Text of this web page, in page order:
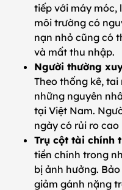
tiếp với máy móc,
môi trường có
nạn nhỏ cũng có
và mất thu nhập.
Người thường
Theo thống kê,
những nguyên
tại Việt Nam.
ngày có rủi ro cao
Trụ cột tài chính
tiền chính trong
bị ảnh hưởng.
giảm gánh nặng